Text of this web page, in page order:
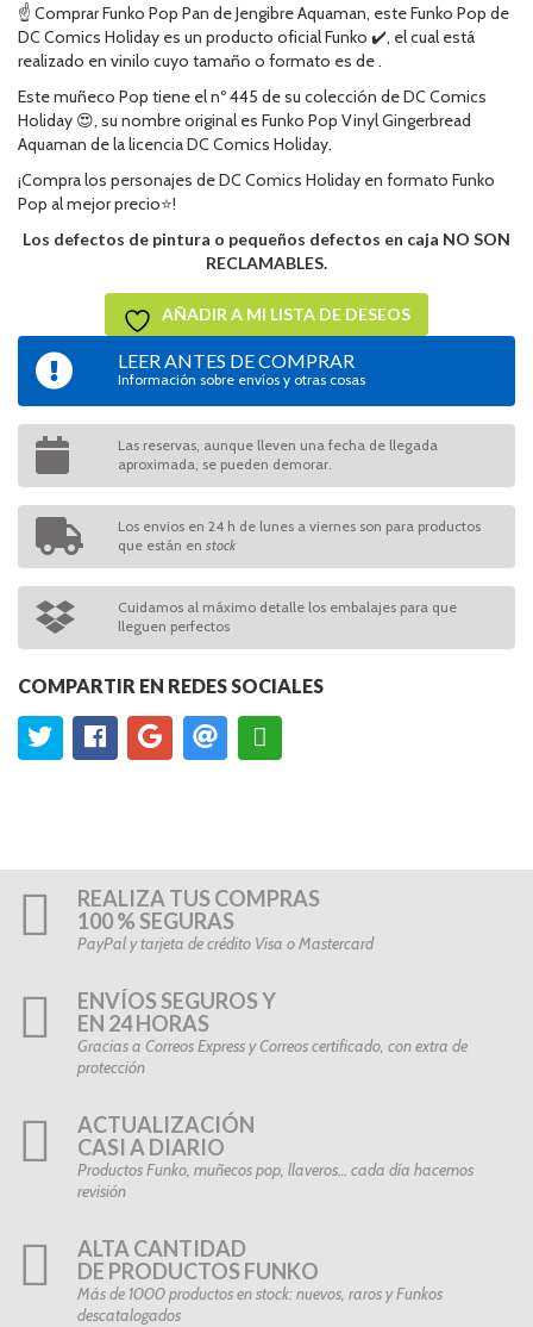
☝ Comprar Funko Pop Pan de Jengibre Aquaman, este Funko Pop de
DC Comics Holiday es un producto oficial Funko ✔️, el cual está
realizado en vinilo cuyo tamaño o formato es de .
Este muñeco Pop tiene el nº 445 de su colección de DC Comics
Holiday 😍, su nombre original es Funko Pop Vinyl Gingerbread
Aquaman de la licencia DC Comics Holiday.
¡Compra los personajes de DC Comics Holiday en formato Funko
Pop al mejor precio⭐!
Los defectos de pintura o pequeños defectos en caja NO SON
RECLAMABLES.
AÑADIR A MI LISTA DE DESEOS
LEER ANTES DE COMPRAR
Información sobre envíos y otras cosas
Las reservas, aunque lleven una fecha de llegada
aproximada, se pueden demorar.
Los envios en 24 h de lunes a viernes son para productos
que están en stock
Cuidamos al máximo detalle los embalajes para que
lleguen perfectos
COMPARTIR EN REDES SOCIALES
REALIZA TUS COMPRAS
100 % SEGURAS
PayPal y tarjeta de crédito Visa o Mastercard
ENVÍOS SEGUROS Y
EN 24 HORAS
Gracias a Correos Express y Correos certificado, con extra de
protección
ACTUALIZACIÓN
CASI A DIARIO
Productos Funko, muñecos pop, llaveros… cada día hacemos
revisión
ALTA CANTIDAD
DE PRODUCTOS FUNKO
Más de 1000 productos en stock: nuevos, raros y Funkos
descatalogados